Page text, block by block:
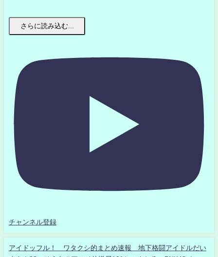
さらに読み込む...
チャンネル登録
アイドッフル！ ワタクシ的まとめ速報 地下格闘アイドルだい